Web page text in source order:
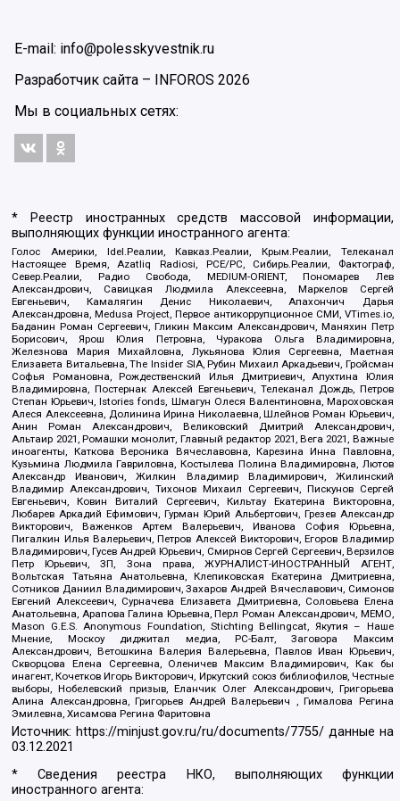
E-mail: info@polesskyvestnik.ru
Разработчик сайта – INFOROS 2026
Мы в социальных сетях:
* Реестр иностранных средств массовой информации,
выполняющих функции иностранного агента:
Голос Америки, Idel.Реалии, Кавказ.Реалии, Крым.Реалии, Телеканал
Настоящее Время, Azatliq Radiosi, PCE/PC, Сибирь.Реалии, Фактограф,
Север.Реалии, Радио Свобода, MEDIUM-ORIENT, Пономарев Лев
Александрович, Савицкая Людмила Алексеевна, Маркелов Сергей
Евгеньевич, Камалягин Денис Николаевич, Апахончич Дарья
Александровна, Medusa Project, Первое антикоррупционное СМИ, VTimes.io,
Баданин Роман Сергеевич, Гликин Максим Александрович, Маняхин Петр
Борисович, Ярош Юлия Петровна, Чуракова Ольга Владимировна,
Железнова Мария Михайловна, Лукьянова Юлия Сергеевна, Маетная
Елизавета Витальевна, The Insider SIA, Рубин Михаил Аркадьевич, Гройсман
Софья Романовна, Рождественский Илья Дмитриевич, Апухтина Юлия
Владимировна, Постернак Алексей Евгеньевич, Телеканал Дождь, Петров
Степан Юрьевич, Istories fonds, Шмагун Олеся Валентиновна, Мароховская
Алеся Алексеевна, Долинина Ирина Николаевна, Шлейнов Роман Юрьевич,
Анин Роман Александрович, Великовский Дмитрий Александрович,
Альтаир 2021, Ромашки монолит, Главный редактор 2021, Вега 2021, Важные
иноагенты, Каткова Вероника Вячеславовна, Карезина Инна Павловна,
Кузьмина Людмила Гавриловна, Костылева Полина Владимировна, Лютов
Александр Иванович, Жилкин Владимир Владимирович, Жилинский
Владимир Александрович, Тихонов Михаил Сергеевич, Пискунов Сергей
Евгеньевич, Ковин Виталий Сергеевич, Кильтау Екатерина Викторовна,
Любарев Аркадий Ефимович, Гурман Юрий Альбертович, Грезев Александр
Викторович, Важенков Артем Валерьевич, Иванова София Юрьевна,
Пигалкин Илья Валерьевич, Петров Алексей Викторович, Егоров Владимир
Владимирович, Гусев Андрей Юрьевич, Смирнов Сергей Сергеевич, Верзилов
Петр Юрьевич, ЗП, Зона права, ЖУРНАЛИСТ-ИНОСТРАННЫЙ АГЕНТ,
Вольтская Татьяна Анатольевна, Клепиковская Екатерина Дмитриевна,
Сотников Даниил Владимирович, Захаров Андрей Вячеславович, Симонов
Евгений Алексеевич, Сурначева Елизавета Дмитриевна, Соловьева Елена
Анатольевна, Арапова Галина Юрьевна, Перл Роман Александрович, МЕМО,
Mason G.E.S. Anonymous Foundation, Stichting Bellingcat, Якутия – Наше
Мнение, Москоу диджитал медиа, РС-Балт, Заговора Максим
Александрович, Ветошкина Валерия Валерьевна, Павлов Иван Юрьевич,
Скворцова Елена Сергеевна, Оленичев Максим Владимирович, Как бы
инагент, Кочетков Игорь Викторович, Иркутский союз библиофилов, Честные
выборы, Нобелевский призыв, Еланчик Олег Александрович, Григорьева
Алина Александровна, Григорьев Андрей Валерьевич , Гималова Регина
Эмилевна, Хисамова Регина Фаритовна
Источник: https://minjust.gov.ru/ru/documents/7755/ данные на
03.12.2021
* Сведения реестра НКО, выполняющих функции
иностранного агента: